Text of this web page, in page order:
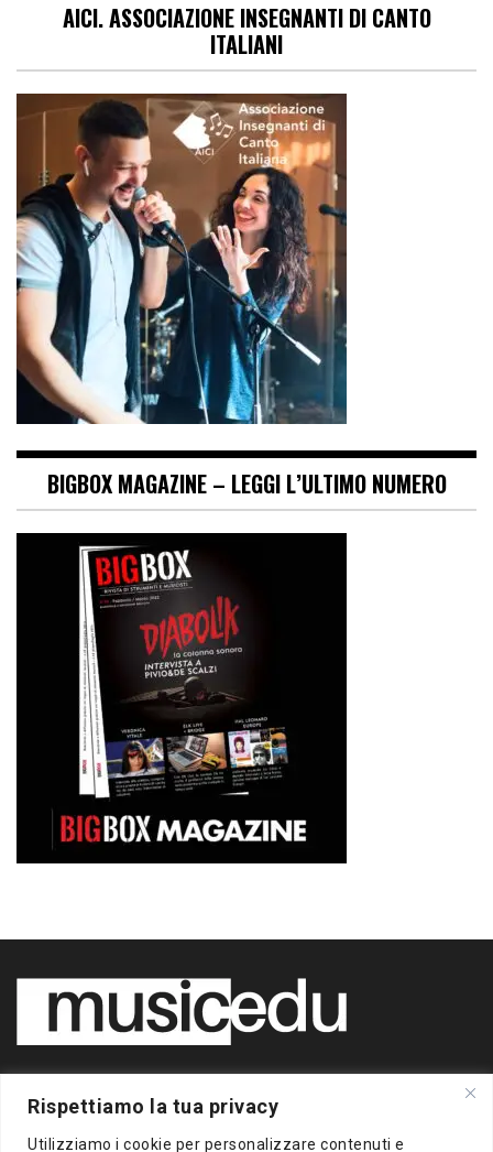
Rispettiamo la tua privacy
Utilizziamo i cookie per personalizzare contenuti e
AICI. ASSOCIAZIONE INSEGNANTI DI CANTO
ITALIANI
BIGBOX MAGAZINE – LEGGI L’ULTIMO NUMERO
di Piero Chianura
P.IVA 12412930963